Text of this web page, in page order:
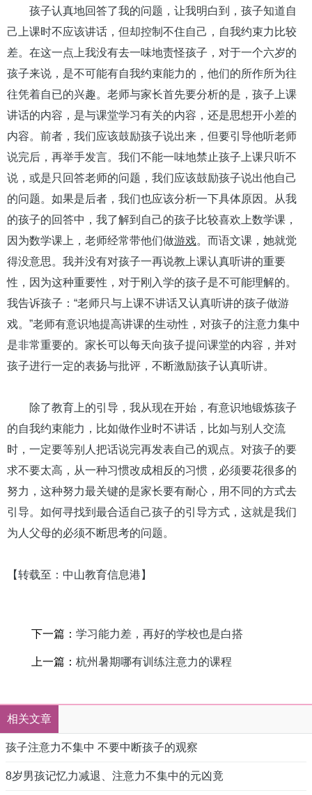
孩子认真地回答了我的问题，让我明白到，孩子知道自
己上课时不应该讲话，但却控制不住自己，自我约束力比较
差。在这一点上我没有去一味地责怪孩子，对于一个六岁的
孩子来说，是不可能有自我约束能力的，他们的所作所为往
往凭着自已的兴趣。老师与家长首先要分析的是，孩子上课
讲话的内容，是与课堂学习有关的内容，还是思想开小差的
内容。前者，我们应该鼓励孩子说出来，但要引导他听老师
说完后，再举手发言。我们不能一味地禁止孩子上课只听不
说，或是只回答老师的问题，我们应该鼓励孩子说出他自己
的问题。如果是后者，我们也应该分析一下具体原因。从我
的孩子的回答中，我了解到自己的孩子比较喜欢上数学课，
因为数学课上，老师经常带他们做游戏。而语文课，她就觉
得没意思。我并没有对孩子一再说教上课认真听讲的重要
性，因为这种重要性，对于刚入学的孩子是不可能理解的。
我告诉孩子：“老师只与上课不讲话又认真听讲的孩子做游
戏。”老师有意识地提高讲课的生动性，对孩子的注意力集中
是非常重要的。家长可以每天向孩子提问课堂的内容，并对
孩子进行一定的表扬与批评，不断激励孩子认真听讲。
除了教育上的引导，我从现在开始，有意识地锻炼孩子
的自我约束能力，比如做作业时不讲话，比如与别人交流
时，一定要等别人把话说完再发表自己的观点。对孩子的要
求不要太高，从一种习惯改成相反的习惯，必须要花很多的
努力，这种努力最关键的是家长要有耐心，用不同的方式去
引导。如何寻找到最合适自己孩子的引导方式，这就是我们
为人父母的必须不断思考的问题。
【转载至：中山教育信息港】
下一篇： 学习能力差，再好的学校也是白搭
上一篇： 杭州暑期哪有训练注意力的课程
相关文章
孩子注意力不集中 不要中断孩子的观察
8岁男孩记忆力减退、注意力不集中的元凶竟